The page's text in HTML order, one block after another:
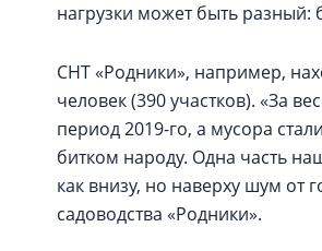
нагрузки может быть
СНТ «Родники», например,
человек (390 участков). «За
период 2019-го, а мусора
битком народу. Одна часть
как внизу, но наверху шум от
садоводства «Родники».